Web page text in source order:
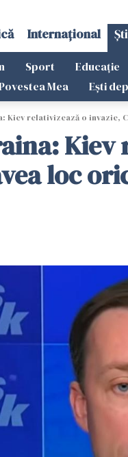
Internațional
Sport Educație
Mea
Ești
Kiev relativizează o invazie,
Kiev
loc